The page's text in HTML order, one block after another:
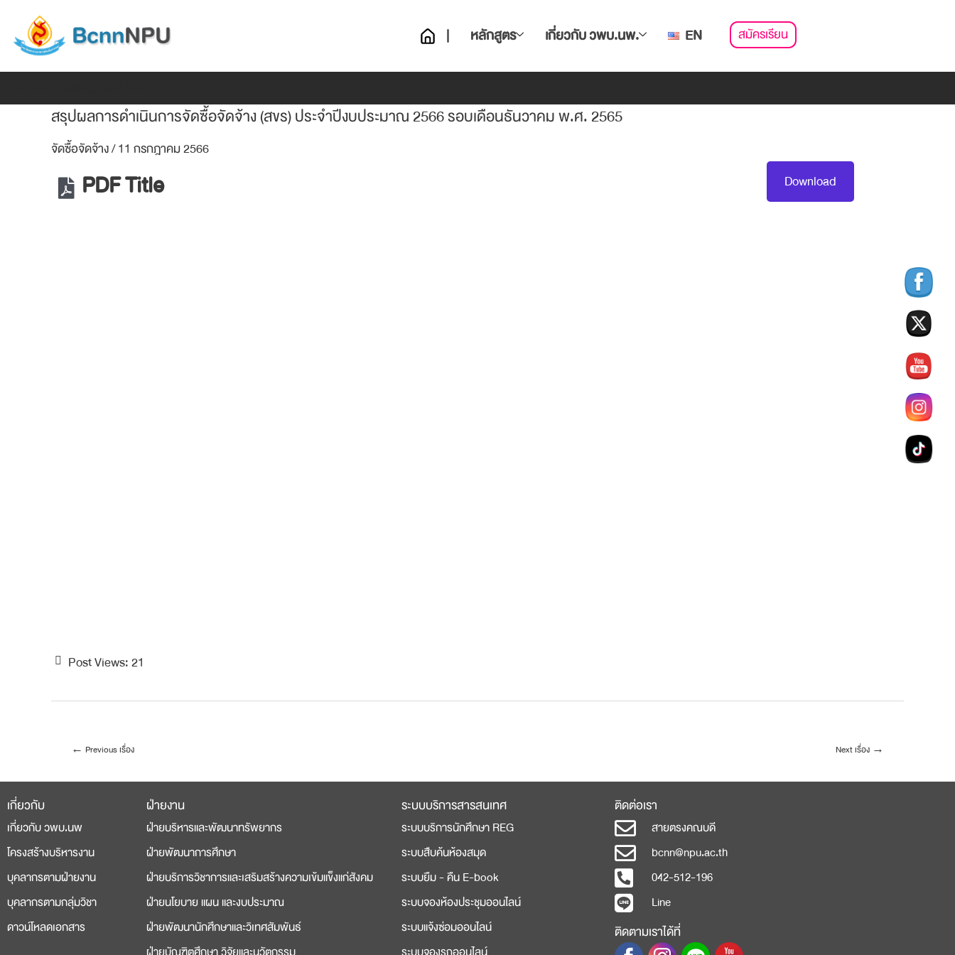
| หลักสูตร เกี่ยวกับ วพบ.นพ. EN สมัครเรียน
สรุปผลการดำเนินการจัดซื้อจัดจ้าง (สขร) ประจำปีงบประมาณ 2566 รอบเดือนธันวาคม พ.ศ. 2565
จัดซื้อจัดจ้าง/11 กรกฎาคม 2566
PDF Title Download
Post Views:21
เรื่อง
← Previous เรื่อง Next เรื่อง →
เกี่ยวกับ
เกี่ยวกับ วพบ.นพ
โครงสร้างบริหารงาน
บุคลากรตามฝ่ายงาน
บุคลากรตามกลุ่มวิชา
ดาวน์โหลดเอกสาร
deneme
bonusu
casino
siteleri
ฝ่ายงาน
ฝ่ายบริหารและพัฒนาทรัพยากร
ฝ่ายพัฒนาการศึกษา
ฝ่ายบริการวิชาการและเสริมสร้างความเข้มแข็งแก่สังคม
ฝ่ายนโยบาย แผน และงบประมาณ
ฝ่ายพัฒนานักศึกษาและวิเทศสัมพันธ์
ระบบบริการสารสนเทศ
ระบบบริการนักศึกษา REG
ระบบสืบค้นห้องสมุด
ระบบยืม - คืน E-book
ระบบจองห้องประชุมออนไลน์
ระบบแจ้งซ่อมออนไลน์
ติดต่อเรา
สายตรงคณบดี
bcnn@npu.ac.th
042-512-196
Line
ติดตามเราได้ที่